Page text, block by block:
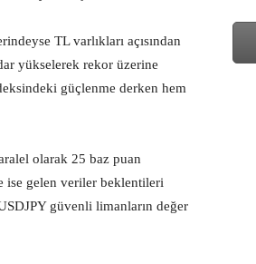
TL varlıkları açısından
yükselerek rekor üzerine
güçlenme derken hem
olarak 25 baz puan
ise gelen veriler beklentileri
güvenli limanların değer